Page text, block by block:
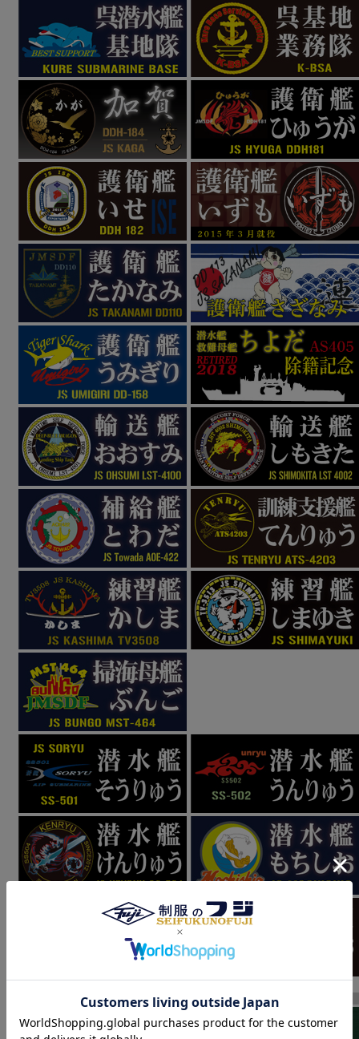
大日本帝国海軍